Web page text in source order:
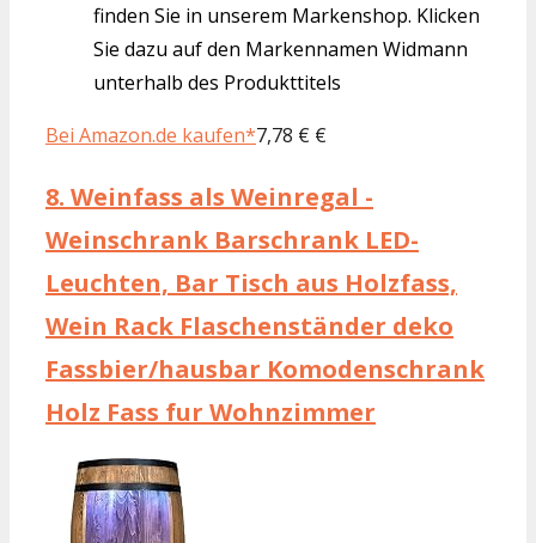
finden Sie in unserem Markenshop. Klicken
Sie dazu auf den Markennamen Widmann
unterhalb des Produkttitels
Bei Amazon.de kaufen*7,78 € €
8. Weinfass als Weinregal -
Weinschrank Barschrank LED-
Leuchten, Bar Tisch aus Holzfass,
Wein Rack Flaschenständer deko
Fassbier/hausbar Komodenschrank
Holz Fass fur Wohnzimmer